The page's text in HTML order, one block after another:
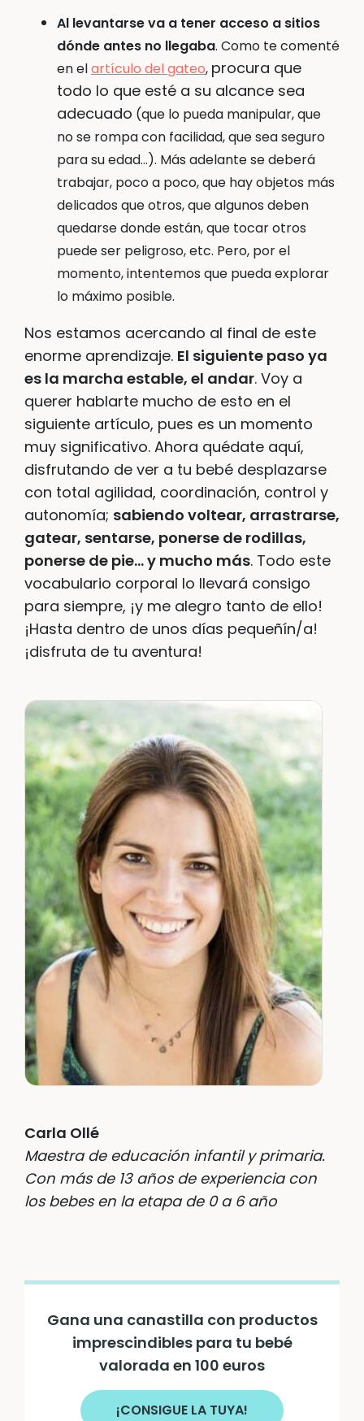
Al levantarse va a tener acceso a sitios
dónde antes no llegaba. Como te comenté
en elartículo del gateo, procura que
todo lo que esté a su alcance sea
adecuado (que lo pueda manipular, que
no se rompa con facilidad, que sea seguro
para su edad…). Más adelante se deberá
trabajar, poco a poco, que hay objetos más
delicados que otros, que algunos deben
quedarse donde están, que tocar otros
puede ser peligroso, etc. Pero, por el
momento, intentemos que pueda explorar
lo máximo posible.
Nos estamos acercando al final de este
enorme aprendizaje. El siguiente paso ya
es la marcha estable, el andar. Voy a
querer hablarte mucho de esto en el
siguiente artículo, pues es un momento
muy significativo. Ahora quédate aquí,
disfrutando de ver a tu bebé desplazarse
con total agilidad, coordinación, control y
autonomía; sabiendo voltear, arrastrarse,
gatear, sentarse, ponerse de rodillas,
ponerse de pie… y mucho más. Todo este
vocabulario corporal lo llevará consigo
para siempre, ¡y me alegro tanto de ello!
¡Hasta dentro de unos días pequeñín/a!
¡disfruta de tu aventura!
Carla Ollé
Maestra de educación infantil y primaria.
Con más de 13 años de experiencia con
los bebes en la etapa de 0 a 6 año
Gana una canastilla con productos
imprescindibles para tu bebé
valorada en 100 euros
¡CONSIGUE LA TUYA!